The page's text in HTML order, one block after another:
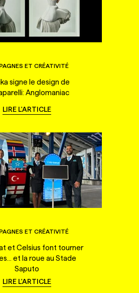
ET CRÉATIVITÉ
signe le design de
Anglomaniac
LIRE L'ARTICLE
ET CRÉATIVITÉ
et Celsius font tourner
et la roue au Stade
Saputo
LIRE L'ARTICLE